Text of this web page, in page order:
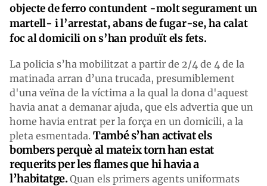
objecte de ferro contundent -molt segurament un
martell- i l’arrestat, abans de fugar-se, ha calat
foc al domicili on s’han produït els fets.​
La policia s’ha mobilitzat a partir de 2/4 de 4 de la
matinada arran d’una trucada, presumiblement
d'una veïna de la víctima a la qual la dona d'aquest
havia anat a demanar ajuda, que els advertia que un
home havia entrat per la força en un domicili, a la
pleta esmentada. També s’han activat els
bombers perquè al mateix torn han estat
requerits per les flames que hi havia a
l’habitatge.Quan els primers agents uniformats